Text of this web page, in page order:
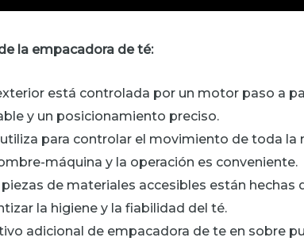
la empacadora de té:
está controlada por un motor paso a
y un posicionamiento preciso.
utiliza para controlar el movimiento de toda la
máquina y la operación es conveniente.
de materiales accesibles están hechas
la higiene y la fiabilidad del té.
adicional de empacadora de te en sobre